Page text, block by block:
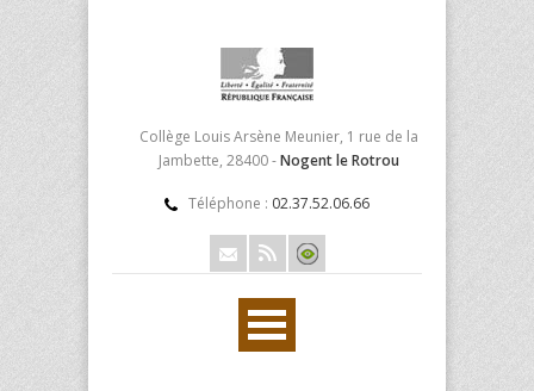
Collège Louis Arsène Meunier, 1 rue de la
Jambette, 28400 -Nogent le Rotrou
Téléphone : 02.37.52.06.66